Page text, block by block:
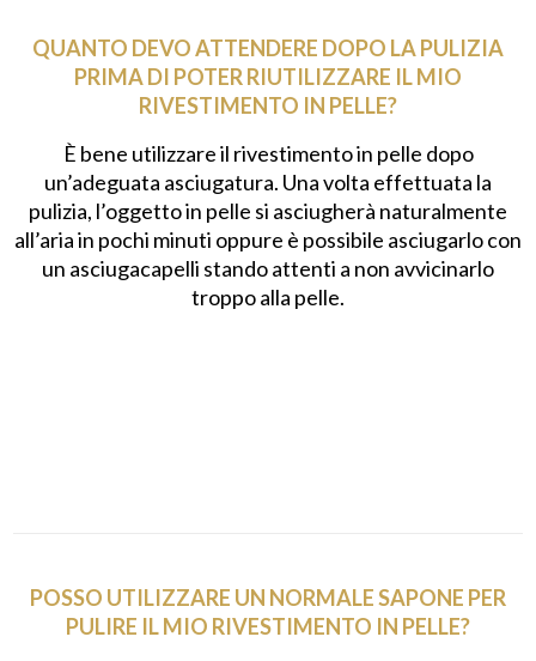
QUANTO DEVO ATTENDERE DOPO LA PULIZIA
PRIMA DI POTER RIUTILIZZARE IL MIO
RIVESTIMENTO IN PELLE?
È bene utilizzare il rivestimento in pelle dopo
un’adeguata asciugatura. Una volta effettuata la
pulizia, l’oggetto in pelle si asciugherà naturalmente
all’aria in pochi minuti oppure è possibile asciugarlo con
un asciugacapelli stando attenti a non avvicinarlo
troppo alla pelle.
POSSO UTILIZZARE UN NORMALE SAPONE PER
PULIRE IL MIO RIVESTIMENTO IN PELLE?